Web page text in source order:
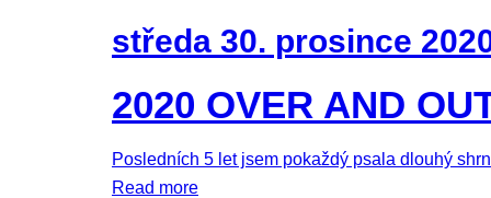
středa 30. prosince
2020 OVER AND
Posledních 5 let jsem pokaždý psala dlouhý
Read more